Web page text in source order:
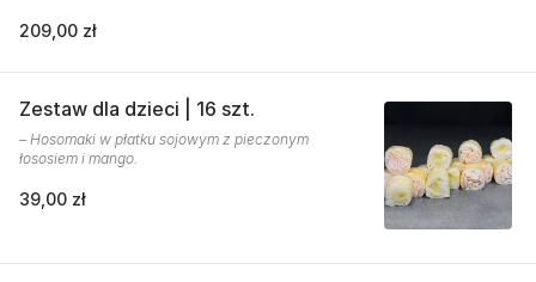
209,00 zł
Zestaw dla dzieci | 16 szt.
– Hosomaki w płatku sojowym z pieczonym
łososiem i mango.
39,00 zł